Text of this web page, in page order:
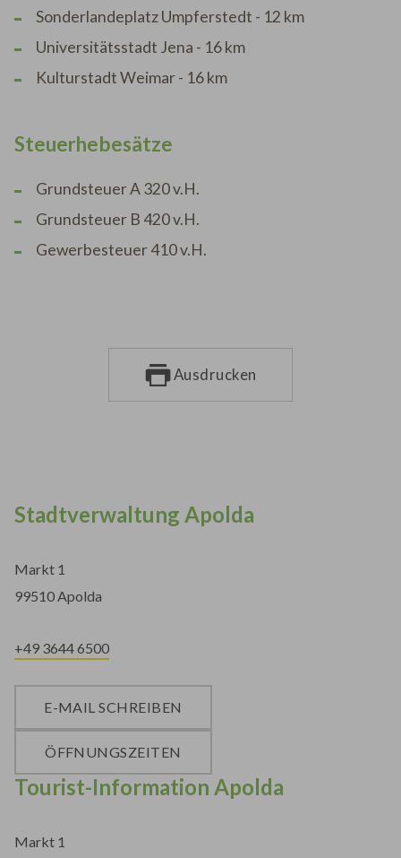
Sonderlandeplatz Umpferstedt - 12 km
Universitätsstadt Jena - 16 km
Kulturstadt Weimar - 16 km
Steuerhebesätze
Grundsteuer A 320 v.H.
Grundsteuer B 420 v.H.
Gewerbesteuer 410 v.H.
Ausdrucken
Stadtverwaltung Apolda
Markt 1
99510 Apolda
+49 3644 6500
E-MAIL SCHREIBEN
ÖFFNUNGSZEITEN
Tourist-Information Apolda
Markt 1